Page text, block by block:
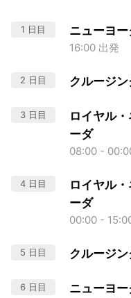
1 日目 ニューヨ
16:00 出発
2 日目 クルージン
3 日目
ロイヤル
ーダ
08:00 -
4 日目
ロイヤル
ーダ
00:00 -
5 日目 クルージン
6 日目 ニューヨ